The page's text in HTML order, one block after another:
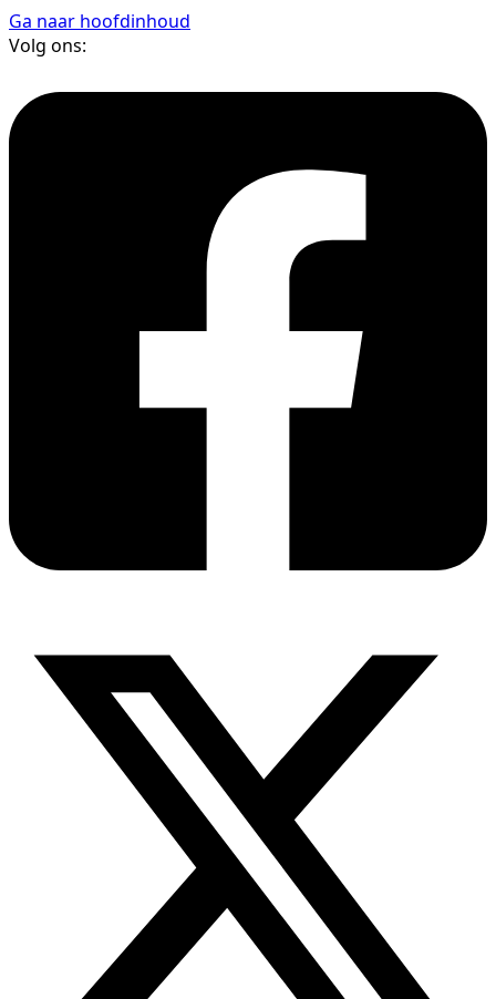
Ga naar hoofdinhoud
Volg ons: